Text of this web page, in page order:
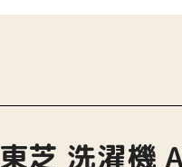
東芝 洗濯機